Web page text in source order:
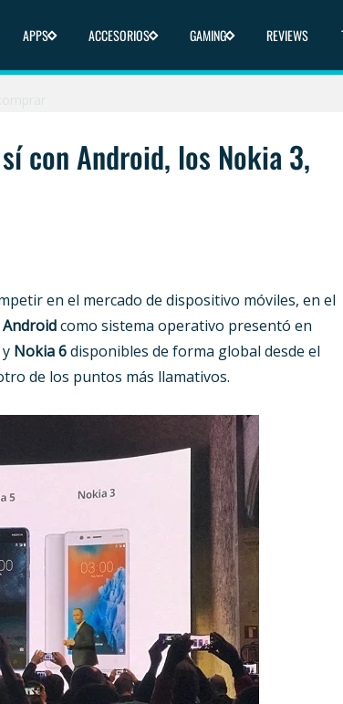
APPS ACCESORIOS GAMING REVIEWS
comprar
con Android, los Nokia 3,
en el mercado de dispositivo móviles, en el
Androidcomo sistema operativo presentó en
y Nokia 6disponibles de forma global desde el
de los puntos más llamativos.